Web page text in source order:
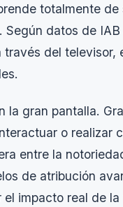
totalmente
datos de
del televisor,
la gran pantalla.
o realizar
entre la
de atribución
impacto real de